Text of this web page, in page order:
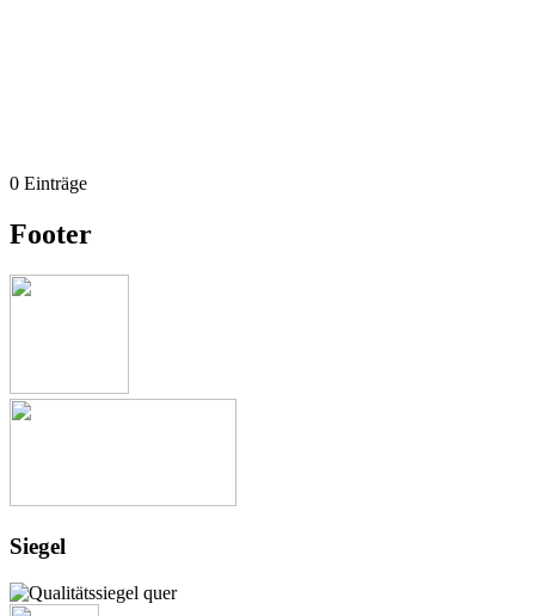
0 Einträge
Footer
Siegel